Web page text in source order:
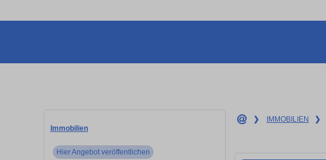
Immobilien
Hier Angebot veröffentlichen
❯ IMMOBILIEN ❯